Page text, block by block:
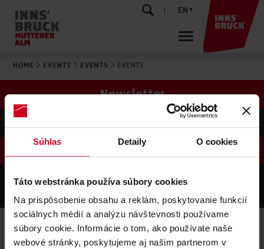
Súhlas Detaily O cookies
Táto webstránka používa súbory cookies
Na prispôsobenie obsahu a reklám, poskytovanie funkcií
sociálnych médií a analýzu návštevnosti používame
súbory cookie. Informácie o tom, ako používate naše
webové stránky, poskytujeme aj našim partnerom v
EN
HOME EVENTS EVENTS EVENTS
Newsletter
IMPRESSUM
PRIVACY SITEMAP
AGB's
produced by